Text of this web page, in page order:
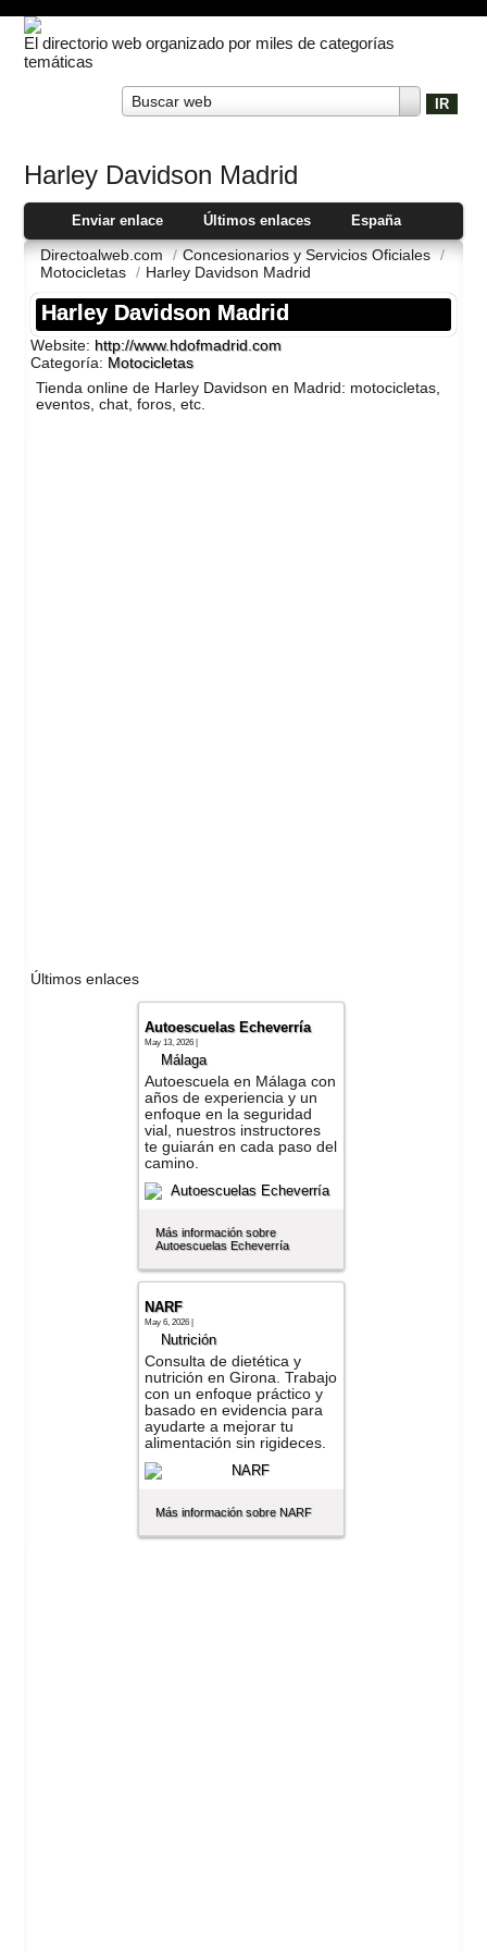
El directorio web organizado por miles de categorías
temáticas
Buscar web
Harley Davidson Madrid
Enviar enlace Últimos enlaces España
Directoalweb.com / Concesionarios y Servicios Oficiales /
Motocicletas / Harley Davidson Madrid
Harley Davidson Madrid
Website: http://www.hdofmadrid.com
Categoría: Motocicletas
Tienda online de Harley Davidson en Madrid: motocicletas,
eventos, chat, foros, etc.
Últimos enlaces
Autoescuelas Echeverría
May 13, 2026 |
Málaga
Autoescuela en Málaga con
años de experiencia y un
enfoque en la seguridad
vial, nuestros instructores
te guiarán en cada paso del
camino.
Más información sobre
Autoescuelas Echeverría
NARF
May 6, 2026 |
Nutrición
Consulta de dietética y
nutrición en Girona. Trabajo
con un enfoque práctico y
basado en evidencia para
ayudarte a mejorar tu
alimentación sin rigideces.
Más información sobre NARF